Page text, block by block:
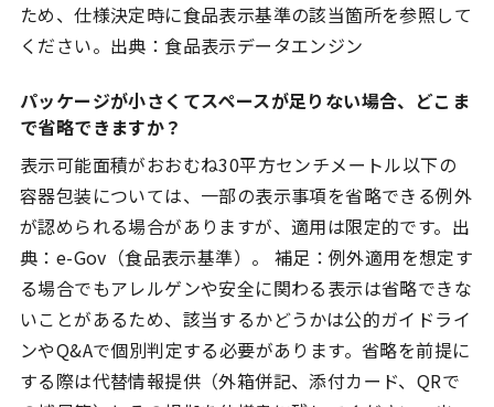
ため、仕様決定時に食品表示基準の該当箇所を参照して
ください。出典：食品表示データエンジン
パッケージが小さくてスペースが足りない場合、どこま
で省略できますか？
表示可能面積がおおむね30平方センチメートル以下の
容器包装については、一部の表示事項を省略できる例外
が認められる場合がありますが、適用は限定的です。出
典：e-Gov（食品表示基準）。 補足：例外適用を想定す
る場合でもアレルゲンや安全に関わる表示は省略できな
いことがあるため、該当するかどうかは公的ガイドライ
ンやQ&Aで個別判定する必要があります。省略を前提に
する際は代替情報提供（外箱併記、添付カード、QRで